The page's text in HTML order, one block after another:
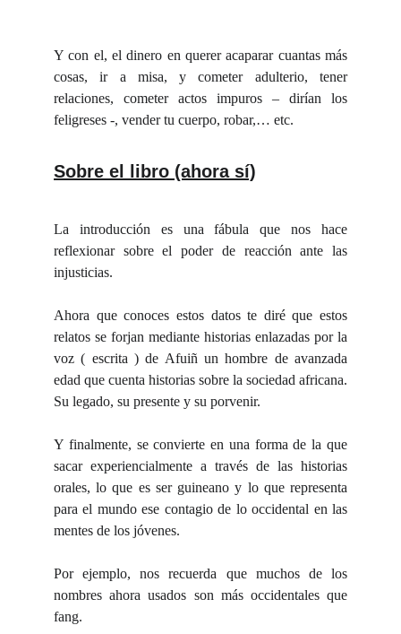
Y con el, el dinero en querer acaparar cuantas más
cosas, ir a misa, y cometer adulterio, tener
relaciones, cometer actos impuros – dirían los
feligreses -, vender tu cuerpo, robar,… etc.
Sobre el libro (ahora sí)
La introducción es una fábula que nos hace
reflexionar sobre el poder de reacción ante las
injusticias.
Ahora que conoces estos datos te diré que estos
relatos se forjan mediante historias enlazadas por la
voz ( escrita ) de Afuiñ un hombre de avanzada
edad que cuenta historias sobre la sociedad africana.
Su legado, su presente y su porvenir.
Y finalmente, se convierte en una forma de la que
sacar experiencialmente a través de las historias
orales, lo que es ser guineano y lo que representa
para el mundo ese contagio de lo occidental en las
mentes de los jóvenes.
Por ejemplo, nos recuerda que muchos de los
nombres ahora usados son más occidentales que
fang.